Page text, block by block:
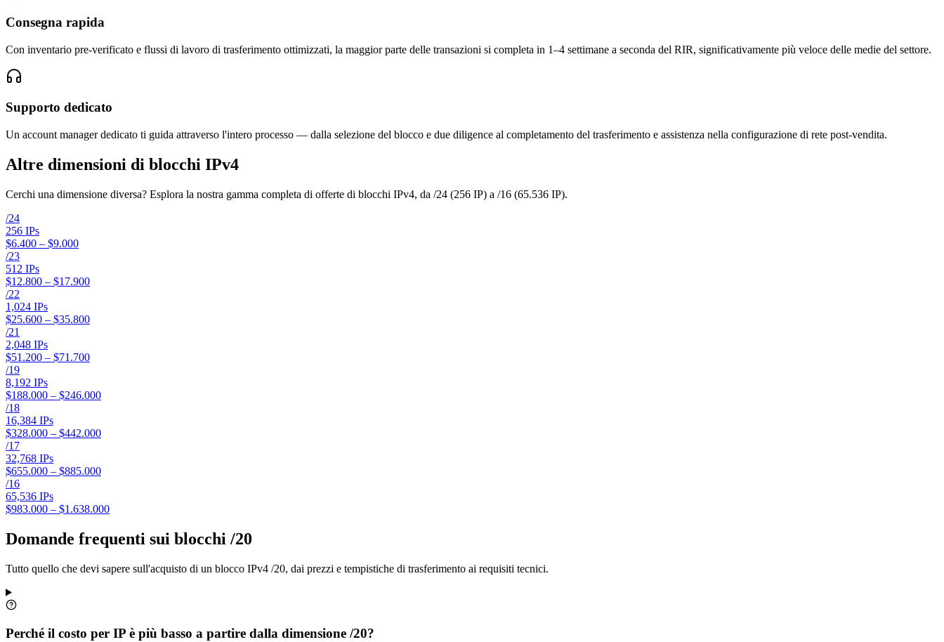
Consegna rapida
Con inventario pre-verificato e flussi di lavoro di trasferimento ottimizzati, la maggior parte delle transazioni si completa in 1–4 settimane a seconda del RIR, significativamente più veloce delle medie del settore.
Supporto dedicato
Un account manager dedicato ti guida attraverso l'intero processo — dalla selezione del blocco e due diligence al completamento del trasferimento e assistenza nella configurazione di rete post-vendita.
Altre dimensioni di blocchi IPv4
Cerchi una dimensione diversa? Esplora la nostra gamma completa di offerte di blocchi IPv4, da /24 (256 IP) a /16 (65.536 IP).
/24
256 IPs
$6.400 – $9.000
/23
512 IPs
$12.800 – $17.900
/22
1,024 IPs
$25.600 – $35.800
/21
2,048 IPs
$51.200 – $71.700
/19
8,192 IPs
$188.000 – $246.000
/18
16,384 IPs
$328.000 – $442.000
/17
32,768 IPs
$655.000 – $885.000
/16
65,536 IPs
$983.000 – $1.638.000
Domande frequenti sui blocchi /20
Tutto quello che devi sapere sull'acquisto di un blocco IPv4 /20, dai prezzi e tempistiche di trasferimento ai requisiti tecnici.
Perché il costo per IP è più basso a partire dalla dimensione /20?